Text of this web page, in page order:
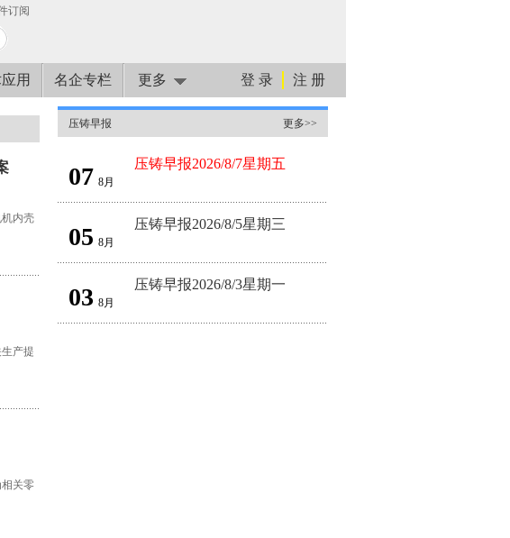
订阅
用 名企专栏 更多 登 录 注 册
内壳
产提
关零
压铸早报 更多>>
07 8月
压铸早报2026/8/7星期五
05 8月
压铸早报2026/8/5星期三
03 8月
压铸早报2026/8/3星期一